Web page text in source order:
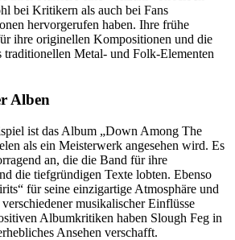
bei Kritikern als auch bei Fans
hervorgerufen haben. Ihre frühe
ihre originellen Kompositionen und die
traditionellen Metal- und Folk-Elementen
Alben
ist das Album „Down Among The
als ein Meisterwerk angesehen wird. Es
an, die die Band für ihre
die tiefgründigen Texte lobten. Ebenso
für seine einzigartige Atmosphäre und
musikalischer Einflüsse
Albumkritiken haben Slough Feg in
Ansehen verschafft.